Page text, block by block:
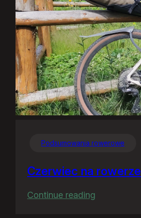
Podsumowania rowerowe
Czerwiec na rowerze
Continue reading